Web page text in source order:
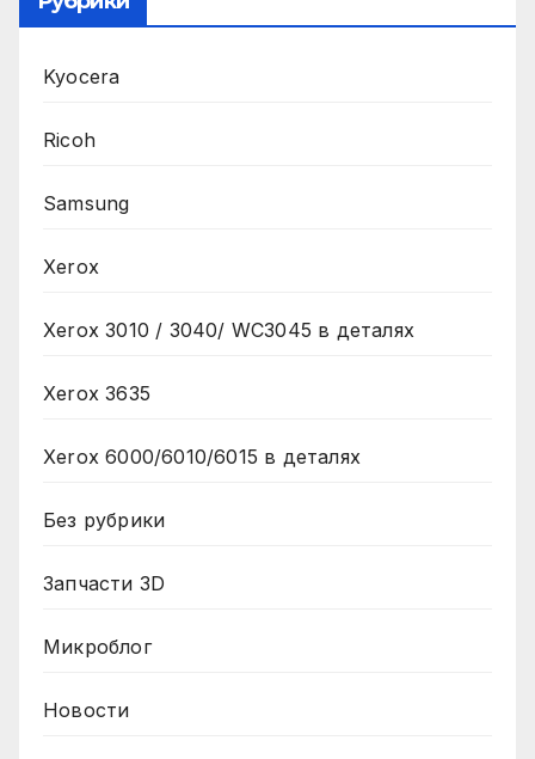
Kyocera
Ricoh
Samsung
Xerox
Xerox 3010 / 3040/ WC3045 в деталях
Xerox 3635
Xerox 6000/6010/6015 в деталях
Без рубрики
Запчасти 3D
Микроблог
Новости